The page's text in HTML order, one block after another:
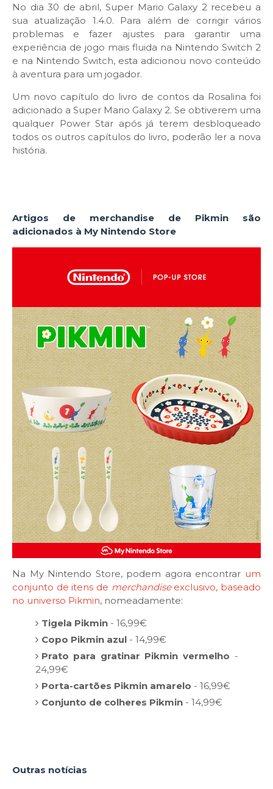
No dia 30 de abril, Super Mario Galaxy 2 recebeu a
sua atualização 1.4.0. Para além de corrigir vários
problemas e fazer ajustes para garantir uma
experiência de jogo mais fluida na Nintendo Switch 2
e na Nintendo Switch, esta adicionou novo conteúdo
à aventura para um jogador.
Um novo capítulo do livro de contos da Rosalina foi
adicionado a Super Mario Galaxy 2. Se obtiverem uma
qualquer Power Star após já terem desbloqueado
todos os outros capítulos do livro, poderão ler a nova
história.
Artigos de merchandise de Pikmin são
adicionados à My Nintendo Store
Na My Nintendo Store, podem agora encontrar um
conjunto de itens de merchandise exclusivo, baseado
no universo Pikmin, nomeadamente:
Tigela Pikmin- 16,99€
Copo Pikmin azul- 14,99€
Prato para gratinar Pikmin vermelho -
24,99€
Porta-cartões Pikmin amarelo - 16,99€
Conjunto de colheres Pikmin- 14,99€
Outras notícias